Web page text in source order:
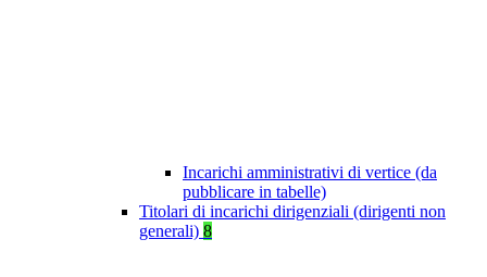
Incarichi amministrativi di vertice (da
pubblicare in tabelle)
Titolari di incarichi dirigenziali (dirigenti non
generali) 8